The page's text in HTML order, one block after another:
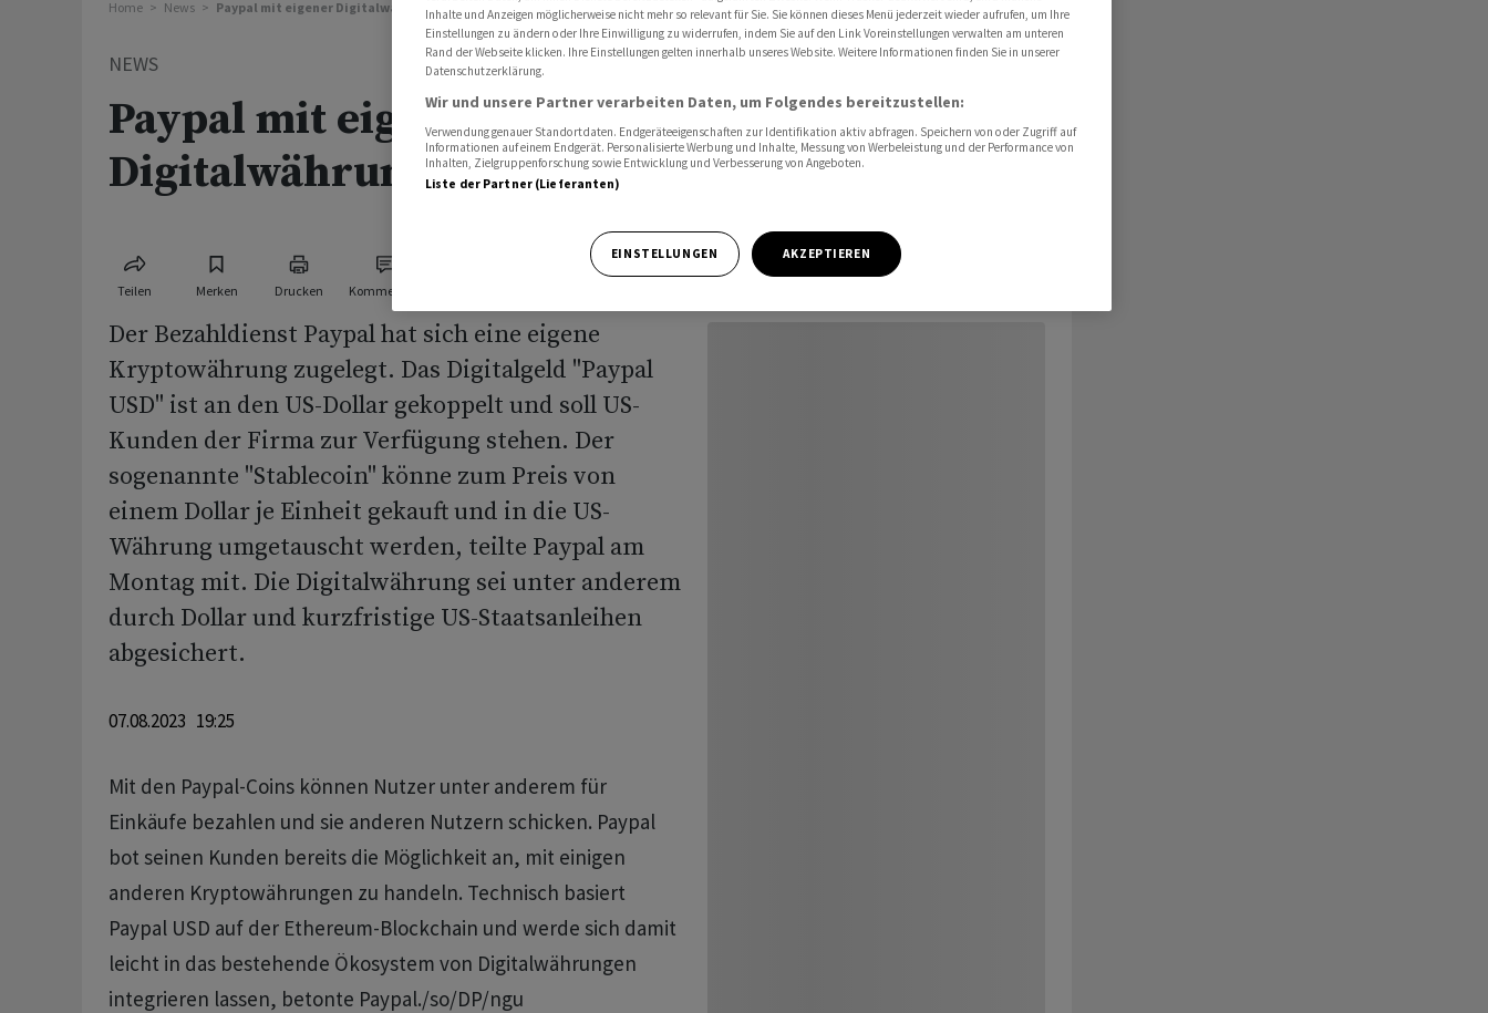
Home News Paypal mit eigener Digitalwährung
NEWS
Paypal mit eigener
Digitalwährung
Teilen Merken Drucken Kommentare
Der Bezahldienst Paypal hat sich eine eigene
Kryptowährung zugelegt. Das Digitalgeld "Paypal
USD" ist an den US-Dollar gekoppelt und soll US-
Kunden der Firma zur Verfügung stehen. Der
sogenannte "Stablecoin" könne zum Preis von
einem Dollar je Einheit gekauft und in die US-
Währung umgetauscht werden, teilte Paypal am
Montag mit. Die Digitalwährung sei unter anderem
durch Dollar und kurzfristige US-Staatsanleihen
abgesichert.
07.08.2023 19:25
Mit den Paypal-Coins können Nutzer unter anderem für
Einkäufe bezahlen und sie anderen Nutzern schicken. Paypal
bot seinen Kunden bereits die Möglichkeit an, mit einigen
anderen Kryptowährungen zu handeln. Technisch basiert
Paypal USD auf der Ethereum-Blockchain und werde sich damit
leicht in das bestehende Ökosystem von Digitalwährungen
integrieren lassen, betonte Paypal./so/DP/ngu
Inhalte und Anzeigen möglicherweise nicht mehr so relevant für Sie. Sie können dieses Menü jederzeit wieder aufrufen, um Ihre
Einstellungen zu ändern oder Ihre Einwilligung zu widerrufen, indem Sie auf den Link Voreinstellungen verwalten am unteren
Rand der Webseite klicken. Ihre Einstellungen gelten innerhalb unseres Website. Weitere Informationen finden Sie in unserer
Datenschutzerklärung.
Wir und unsere Partner verarbeiten Daten, um Folgendes bereitzustellen:
Verwendung genauer Standortdaten. Endgeräteeigenschaften zur Identifikation aktiv abfragen. Speichern von oder Zugriff auf
Informationen auf einem Endgerät. Personalisierte Werbung und Inhalte, Messung von Werbeleistung und der Performance von
Inhalten, Zielgruppenforschung sowie Entwicklung und Verbesserung von Angeboten.
Liste der Partner (Lieferanten)
EINSTELLUNGEN AKZEPTIEREN